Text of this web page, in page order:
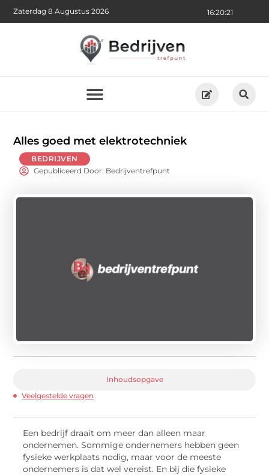
16:20:23
Zaterdag 8 Augustus 2026
Alles goed met elektrotechniek
BEDRIJVEN
Gepubliceerd Door: Bedrijventrefpunt
Inhoudsopgave
Veelgestelde vragen
Een bedrijf draait om meer dan alleen maar
ondernemen. Sommige ondernemers hebben geen
fysieke werkplaats nodig, maar voor de meeste
ondernemers is dat wel vereist. En bij die fysieke